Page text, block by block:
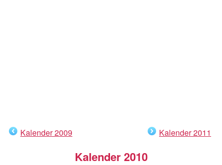
Kalender 2009 Kalender 2011
Kalender 2010